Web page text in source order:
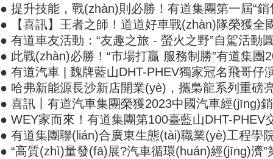
● 提升技能，戰(zhàn)則必勝！有道集團第一屆“
● 【喜訊】王者之師！道道好車戰(zhàn)隊榮獲
● 有道車友活動：“友趣之旅 - 螢火之野”自駕活動
● 此戰(zhàn)必勝！“市場打贏 服務制勝”有道集
● 有道汽車 | 魏牌藍山DHT-PHEV獨家冠名飛哥仔
● 哈弗新能源長沙新店開業(yè)，攜梟龍系列重磅
● 喜訊丨有道汽車集團榮獲2023中國汽車經(jīng)
● WEY家而來！有道集團第100臺藍山DHT-PHEV
● 有道集團聯(lián)合廣東生態(tài)職業(yè)工程學
● “高質(zhì)量發(fā)展?汽車循環(huán)經(jīng)濟